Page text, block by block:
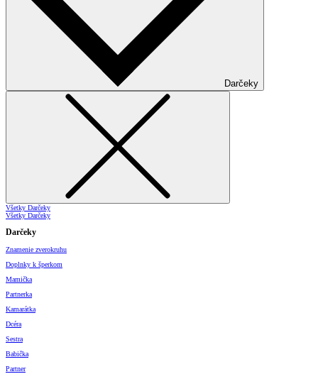
Darčeky
Všetky Darčeky
Všetky Darčeky
Darčeky
Znamenie zverokruhu
Doplnky k šperkom
Mamička
Partnerka
Kamarátka
Dcéra
Sestra
Babička
Partner